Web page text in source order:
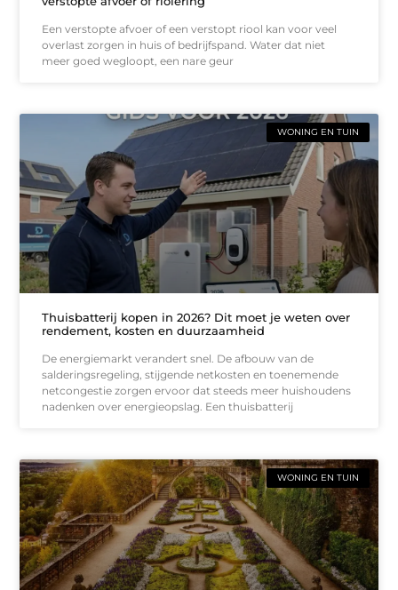
Een verstopte afvoer of een verstopt riool kan voor veel
overlast zorgen in huis of bedrijfspand. Water dat niet
meer goed wegloopt, een nare geur
WONING EN TUIN
Thuisbatterij kopen in 2026? Dit moet je weten over
rendement, kosten en duurzaamheid
De energiemarkt verandert snel. De afbouw van de
salderingsregeling, stijgende netkosten en toenemende
netcongestie zorgen ervoor dat steeds meer huishoudens
nadenken over energieopslag. Een thuisbatterij
WONING EN TUIN